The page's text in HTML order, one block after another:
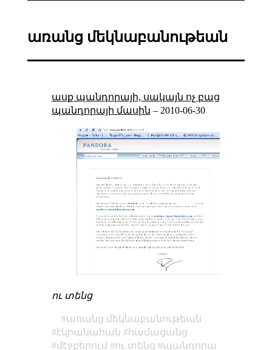
առանց մեկնաբանութեան
ասք պանդորայի, սակայն ոչ բաց
պանդորայի մասին – 2010-06-30
ու տենց
առանց մեկնաբանութեան
էկրանահան
համացանց
մէջբերում
ու տենց պանդորա